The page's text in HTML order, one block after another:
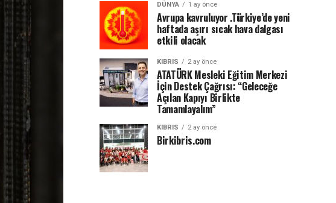
DÜNYA 1 ay önce
Avrupa kavruluyor .Türkiye’de yeni
haftada aşırı sıcak hava dalgası
etkili olacak
KIBRIS 2 ay önce
ATATÜRK Mesleki Eğitim Merkezi
İçin Destek Çağrısı: “Geleceğe
Açılan Kapıyı Birlikte
Tamamlayalım”
KIBRIS 2 ay önce
Birkibris.com